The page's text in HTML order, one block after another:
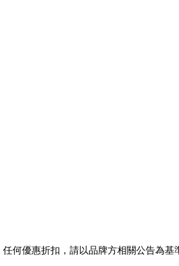
何優惠折扣，請以品牌方相關公告為基